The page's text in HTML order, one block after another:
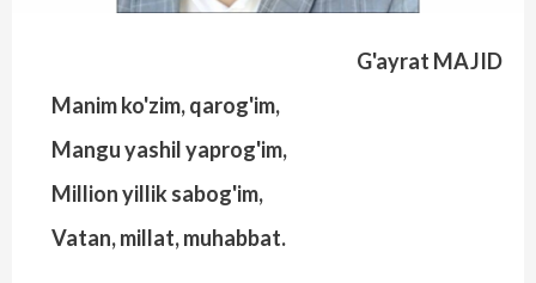
G'ayrat MAJID
Manim ko'zim, qarog'im,
Mangu yashil yaprog'im,
Million yillik sabog'im,
Vatan, millat, muhabbat.